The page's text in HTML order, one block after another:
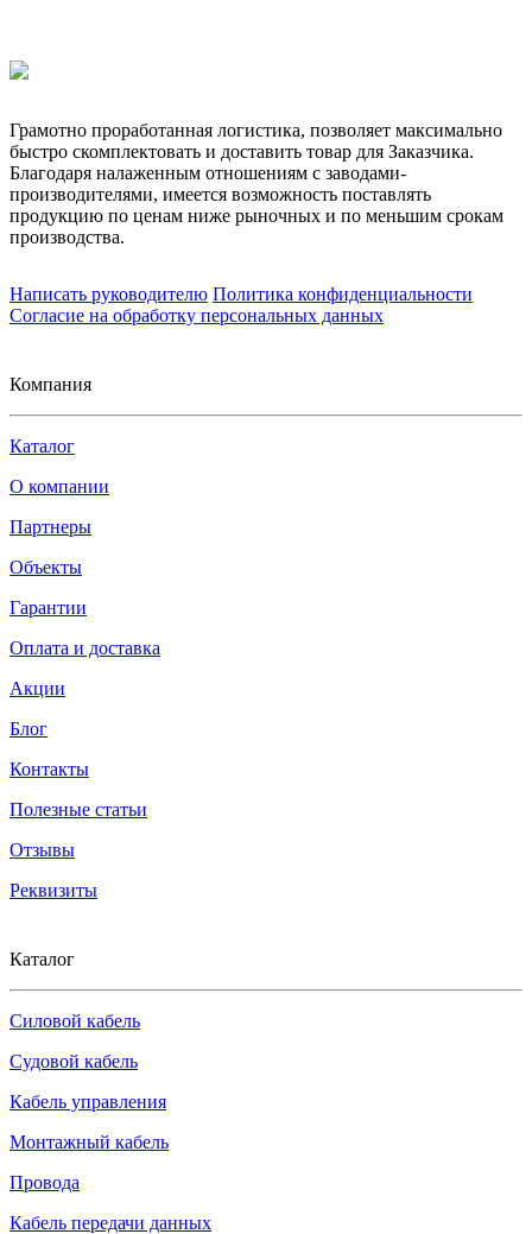
Грамотно проработанная логистика, позволяет максимально
быстро скомплектовать и доставить товар для Заказчика.
Благодаря налаженным отношениям с заводами-
производителями, имеется возможность поставлять
продукцию по ценам ниже рыночных и по меньшим срокам
производства.
Написать руководителю Политика конфиденциальности
Согласие на обработку персональных данных
Компания
Каталог
О компании
Партнеры
Объекты
Гарантии
Оплата и доставка
Акции
Блог
Контакты
Полезные статьи
Отзывы
Реквизиты
Каталог
Силовой кабель
Судовой кабель
Кабель управления
Монтажный кабель
Провода
Кабель передачи данных